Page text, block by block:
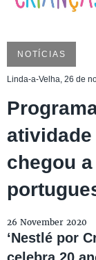
NOTÍCIAS
Linda-a-Velha, 26 de
chegou
26 November 2020
‘Nestlé por